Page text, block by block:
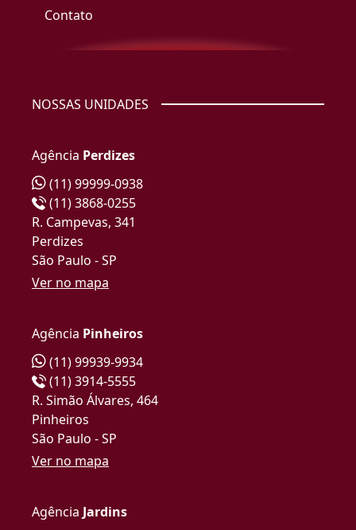
Contato
NOSSAS UNIDADES
Agência Perdizes
(11) 99999-0938
(11) 3868-0255
R. Campevas, 341
Perdizes
São Paulo - SP
Ver no mapa
Agência Pinheiros
(11) 99939-9934
(11) 3914-5555
R. Simão Álvares, 464
Pinheiros
São Paulo - SP
Ver no mapa
Agência Jardins